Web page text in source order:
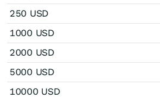
250 USD
1000 USD
2000 USD
5000 USD
10000 USD